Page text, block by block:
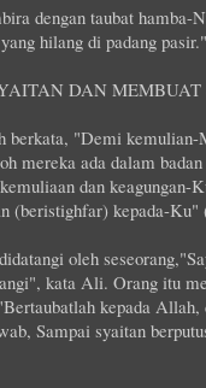
dengan taubat hamba-
hilang di padang
DAN
berkata, "Demi
mereka ada dalam
dan keagungan-
(beristighfar) kepada-
oleh
kata Ali. Orang itu
kepada
Sampai syaitan